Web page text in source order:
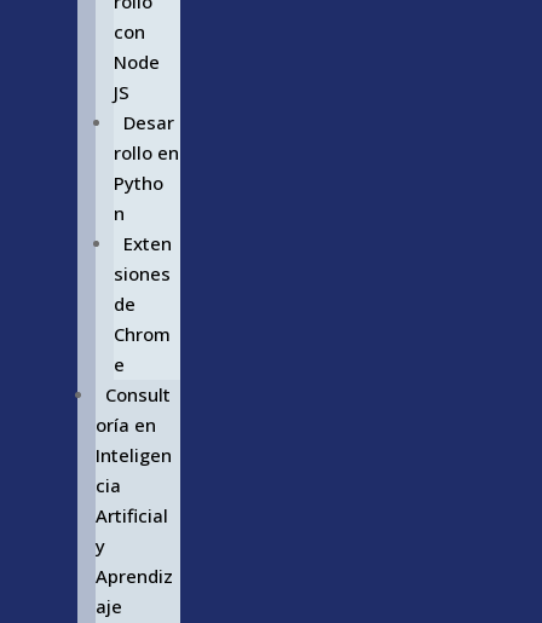
con
Node
JS
Desar
rollo en
Pytho
n
Exten
siones
de
Chrom
e
Consult
oría en
Inteligen
cia
Artificial
y
Aprendiz
aje